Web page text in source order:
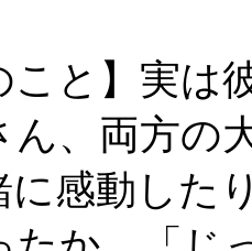
こと】実
ん、両方の
に感動した